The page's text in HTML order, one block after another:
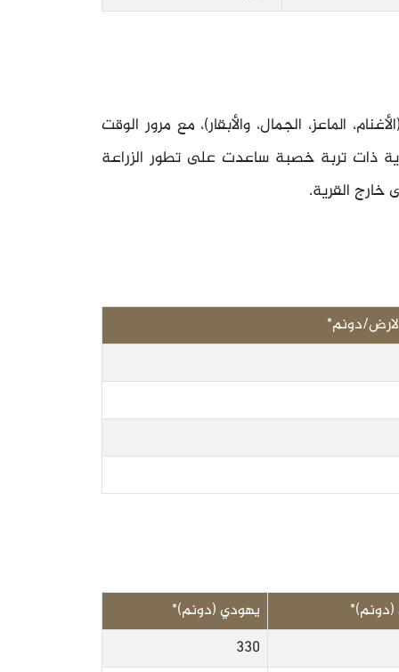
الماعز، الجمال، والأبقار)، مع مرور الوقت
ذات تربة خصبة ساعدت على تطور الزراعة
القرية.
دونم*
يهودي (دونم)*
330